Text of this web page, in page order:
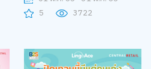
ที่มาซื้อ
5
3722